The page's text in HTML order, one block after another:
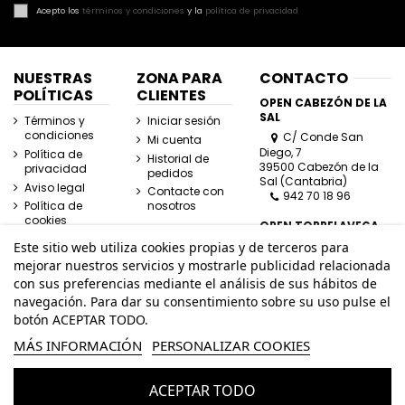
Acepto los términos y condiciones y la política de privacidad
NUESTRAS
POLÍTICAS
Términos y
condiciones
Política de
privacidad
Aviso legal
Política de
cookies
ZONA PARA
CLIENTES
Iniciar sesión
Mi cuenta
Historial de
pedidos
Contacte con
nosotros
CONTACTO
OPEN CABEZÓN DE LA
SAL
C/ Conde San
Diego, 7
39500 Cabezón de la
Sal (Cantabria)
942 70 18 96
OPEN TORRELAVEGA
C/ José Posada
Herrera, Esquina
Lasaga Larreta
39300 Torrelavega
(Cantabria)
Este sitio web utiliza cookies propias y de terceros para
mejorar nuestros servicios y mostrarle publicidad relacionada
con sus preferencias mediante el análisis de sus hábitos de
navegación. Para dar su consentimiento sobre su uso pulse el
botón ACEPTAR TODO.
MÁS INFORMACIÓN PERSONALIZAR COOKIES
ACEPTAR TODO